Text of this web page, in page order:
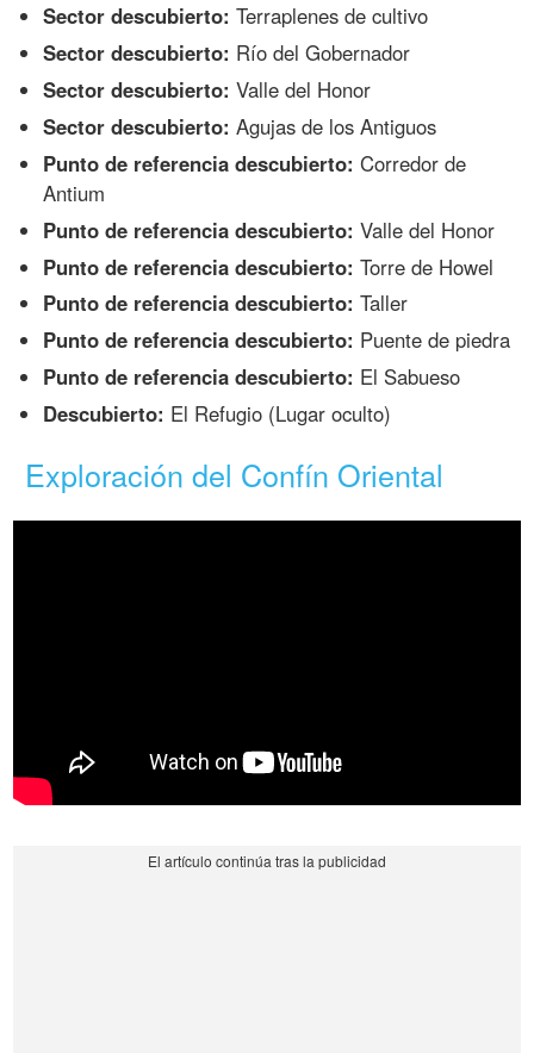
Sector descubierto: Terraplenes de cultivo
Sector descubierto: Río del Gobernador
Sector descubierto: Valle del Honor
Sector descubierto: Agujas de los Antiguos
Punto de referencia descubierto: Corredor de
Antium
Punto de referencia descubierto: Valle del Honor
Punto de referencia descubierto: Torre de Howel
Punto de referencia descubierto: Taller
Punto de referencia descubierto: Puente de piedra
Punto de referencia descubierto: El Sabueso
Descubierto: El Refugio (Lugar oculto)
Exploración del Confín Oriental